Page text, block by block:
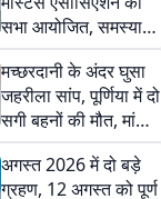
सभा आयोजित, समस्याओं
और संगठन की मजबूती पर
हुआ विचार-विमर्श
मच्छरदानी के अंदर घुसा
जहरीला सांप, पूर्णिया में दो
सगी बहनों की मौत, मां
और भाई की जान बची
अगस्त 2026 में दो बड़े
ग्रहण, 12 अगस्त को पूर्ण